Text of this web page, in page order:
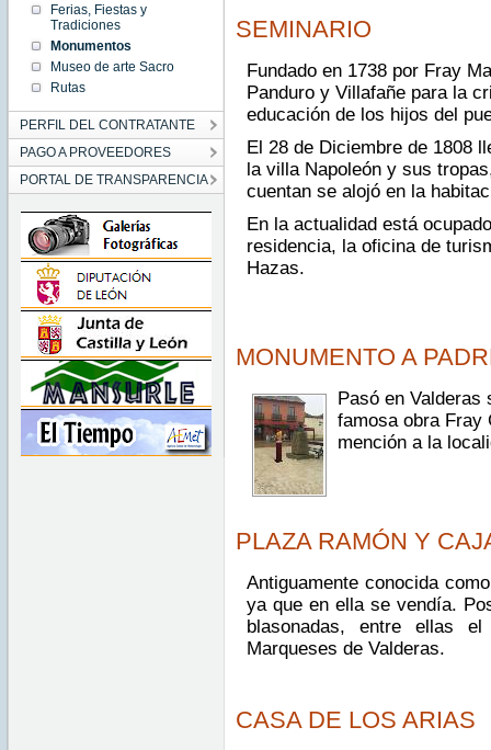
Ferias, Fiestas y
Tradiciones
Monumentos
Museo de arte Sacro
Rutas
PERFIL DEL CONTRATANTE
PAGO A PROVEEDORES
PORTAL DE TRANSPARENCIA
SEMINARIO
Fundado en 1738 por Fray
Panduro y Villafañe para la
educación de los hijos del
El 28 de Diciembre de 1808
la villa Napoleón y sus
cuentan se alojó en la
En la actualidad está
residencia, la oficina de
Hazas.
MONUMENTO A
Pasó en Valderas
famosa obra Fray
mención a la
PLAZA RAMÓN Y
Antiguamente conocida
ya que en ella se vendía.
blasonadas, entre ellas
Marqueses de Valderas.
CASA DE LOS ARIAS